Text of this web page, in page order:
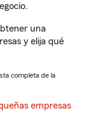
una
y elija qué
completa de la
empresas